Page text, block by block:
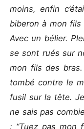
moins, enfin
biberon à mon
Avec un bélier.
se sont rués sur
mon fils des
tombé contre le
fusil sur la tête.
ne sais pas
: “Tuez pas mon